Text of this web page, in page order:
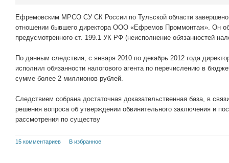
Ефремовским МРСО СУ СК России по Тульской области завершено
отношении бывшего директора ООО «Ефремов Проммонтаж». Он
предусмотренного ст. 199.1 УК РФ (неисполнение обязанностей
По данным следствия, с января 2010 по декабрь 2012 года
исполнил обязанности налогового агента по перечислению в
сумме более 2 миллионов рублей.
Следствием собрана достаточная доказательственная база, в
решения вопроса об утверждении обвинительного заключения и
рассмотрения по существу
15 комментариев В избранное